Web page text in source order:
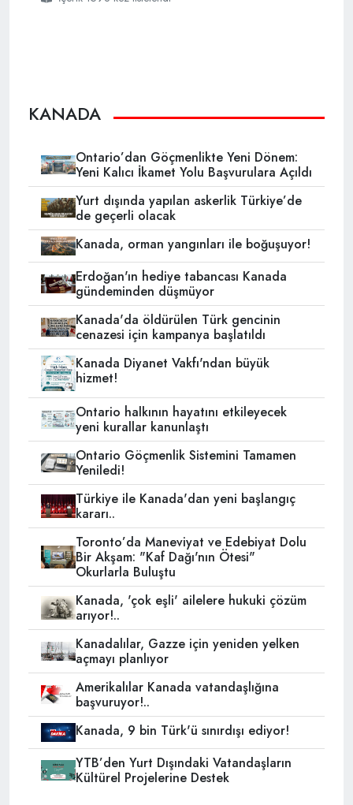
KANADA
Ontario’dan Göçmenlikte Yeni Dönem:
Yeni Kalıcı İkamet Yolu Başvurulara Açıldı
Yurt dışında yapılan askerlik Türkiye’de
de geçerli olacak
Kanada, orman yangınları ile boğuşuyor!
Erdoğan'ın hediye tabancası Kanada
gündeminden düşmüyor
Kanada'da öldürülen Türk gencinin
cenazesi için kampanya başlatıldı
Kanada Diyanet Vakfı'ndan büyük
hizmet!
Ontario halkının hayatını etkileyecek
yeni kurallar kanunlaştı
Ontario Göçmenlik Sistemini Tamamen
Yeniledi!
Türkiye ile Kanada'dan yeni başlangıç
kararı..
Toronto’da Maneviyat ve Edebiyat Dolu
Bir Akşam: "Kaf Dağı'nın Ötesi"
Okurlarla Buluştu
Kanada, 'çok eşli' ailelere hukuki çözüm
arıyor!..
Kanadalılar, Gazze için yeniden yelken
açmayı planlıyor
Amerikalılar Kanada vatandaşlığına
başvuruyor!..
Kanada, 9 bin Türk'ü sınırdışı ediyor!
YTB’den Yurt Dışındaki Vatandaşların
Kültürel Projelerine Destek